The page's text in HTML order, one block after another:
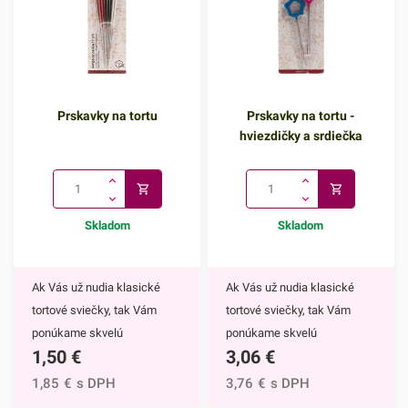
Prskavky na tortu
Skladom
Ak Vás už nudia klasické
tortové sviečky, tak Vám
ponúkame skvelú
alternatívu. Prskavky na tortu
sú mimoriadne efektným
1,50 €
1,85 € s DPH
Prskavky na tortu -
hviezdičky a srdiečka
Skladom
Ak Vás už nudia klasické
tortové sviečky, tak Vám
ponúkame skvelú
alternatívu. Prskavky na tortu
- hviezdičky a srdiečka sú
3,06 €
3,76 € s DPH